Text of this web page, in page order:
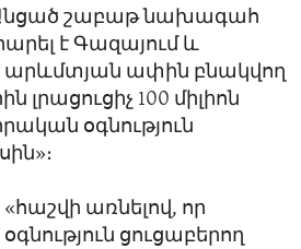
Անցած շաբաթ նախագահ
է Գազայում և
ափին բնակվող
լրացուցիչ 100 միլիոն
օգնություն
առնելով, որ
ցուցաբերող